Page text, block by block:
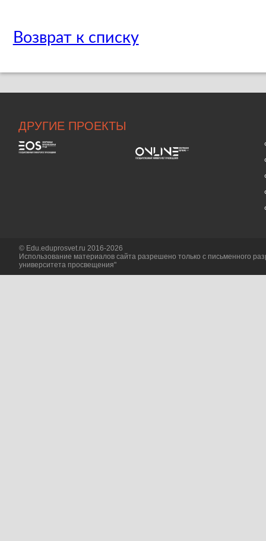
Возврат к списку
ДРУГИЕ ПРОЕКТЫ
© Edu.eduprosvet.ru 2016-2026
Использование материалов сайта разрешено только с письменного
университета просвещения"